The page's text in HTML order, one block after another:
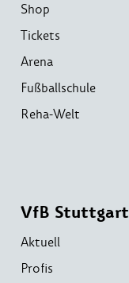
Shop
Tickets
Arena
Fußballschule
Reha-Welt
VfB Stuttgart
Aktuell
Profis